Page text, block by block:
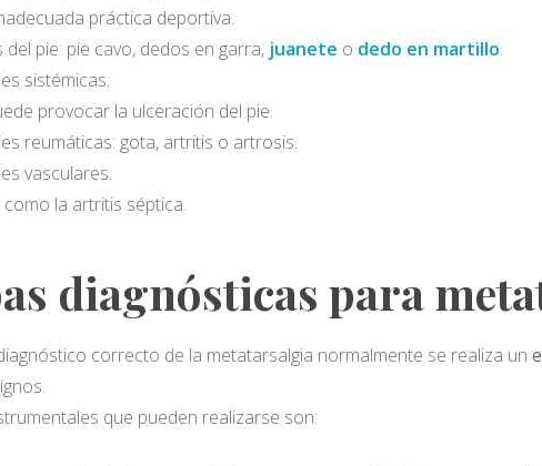
práctica deportiva.
pie: pie cavo, dedos en garra, juanete o dedo en martillo.
sistémicas:
provocar la ulceración del pie.
reumáticas: gota, artritis o artrosis.
vasculares.
la artritis séptica.
diagnósticas para
correcto de la metatarsalgia normalmente se realiza un
que pueden realizarse son: